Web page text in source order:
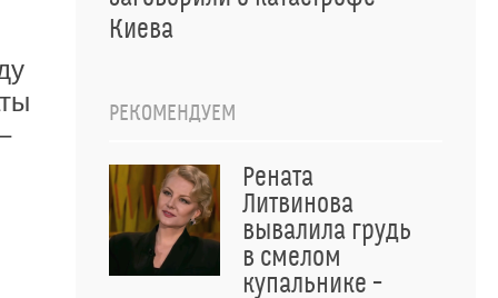
Киева
РЕКОМЕНДУЕМ
Рената
Литвинова
вывалила грудь
в смелом
купальнике –